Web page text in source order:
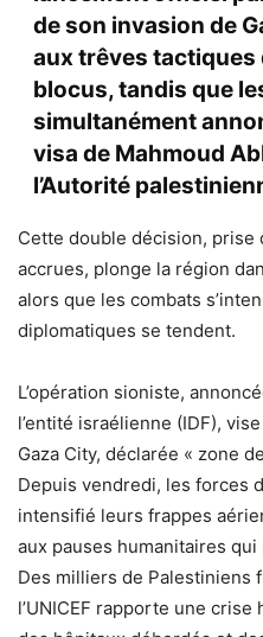
de son invasion de
aux trêves tactiques
blocus, tandis que
simultanément
visa de Mahmoud
l’Autorité
Cette double décision, prise
accrues, plonge la région
alors que les combats
diplomatiques se tendent.
L’opération sioniste,
l’entité israélienne (IDF),
Gaza City, déclarée « zone
Depuis vendredi, les forces
intensifié leurs frappes
aux pauses humanitaires qui
Des milliers de Palestiniens
l’UNICEF rapporte une